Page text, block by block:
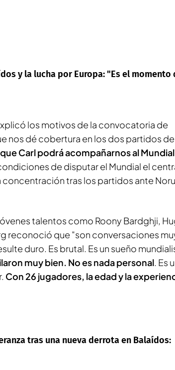
y la lucha por Europa: "Es el momento
los motivos de la convocatoria de
nos dé cobertura en los dos partidos de
Carl podrá acompañarnos al Mundial
de disputar el Mundial el
concentración tras los partidos ante
talentos como Roony Bardghji,
reconoció que "son conversaciones
duro. Es brutal. Es un sueño
muy bien. No es nada personal. Es
Con 26 jugadores, la edad y la
tras una nueva derrota en Balaídos: